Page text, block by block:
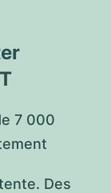
7 000
Des